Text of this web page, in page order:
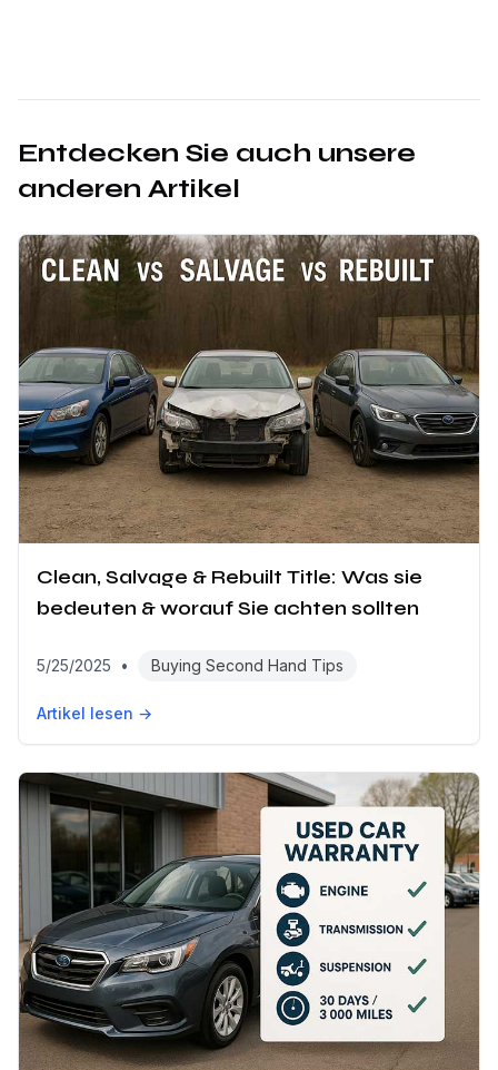
Entdecken Sie auch unsere
anderen Artikel
Clean, Salvage & Rebuilt Title: Was sie
bedeuten & worauf Sie achten sollten
5/25/2025 • Buying Second Hand Tips
Artikel lesen →